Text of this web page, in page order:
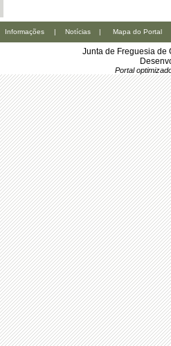
Informações | Notícias | Mapa do Portal
Junta de Freguesia de
Portal